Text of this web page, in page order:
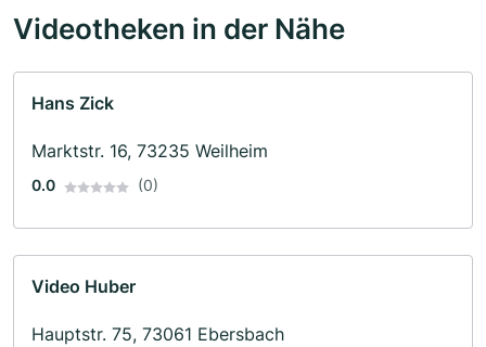
Videotheken in der Nähe
Hans Zick
Marktstr. 16, 73235 Weilheim
0.0 (0)
Video Huber
Hauptstr. 75, 73061 Ebersbach